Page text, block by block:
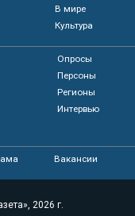
В мире
Культура
Опросы
Персоны
Регионы
Интервью
Вакансии
2026 г.